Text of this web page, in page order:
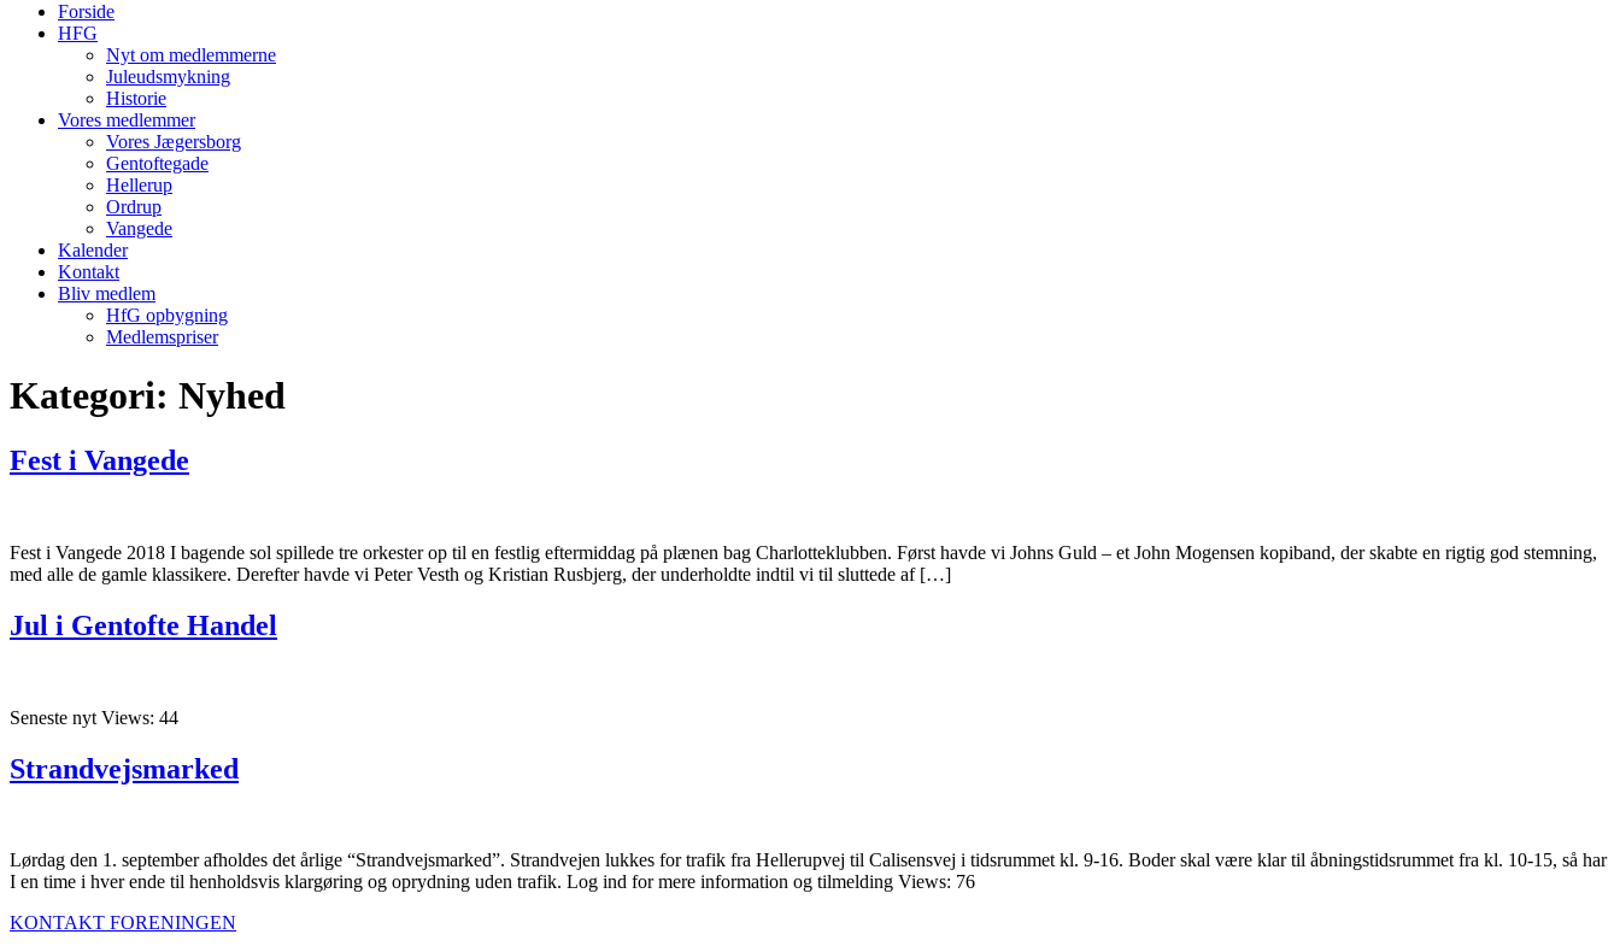
Forside
HFG
Nyt om medlemmerne
Juleudsmykning
Historie
Vores medlemmer
Vores Jægersborg
Gentoftegade
Hellerup
Ordrup
Vangede
Kalender
Kontakt
Bliv medlem
HfG opbygning
Medlemspriser
Kategori: Nyhed
Fest i Vangede
Fest i Vangede 2018 I bagende sol spillede tre orkester op til en festlig eftermiddag på plænen bag Charlotteklubben. Først havde vi Johns Guld – et John Mogensen kopiband, der skabte en rigtig god stemning,
med alle de gamle klassikere. Derefter havde vi Peter Vesth og Kristian Rusbjerg, der underholdte indtil vi til sluttede af […]
Jul i Gentofte Handel
Seneste nyt Views: 44
Strandvejsmarked
Lørdag den 1. september afholdes det årlige “Strandvejsmarked”. Strandvejen lukkes for trafik fra Hellerupvej til Calisensvej i tidsrummet kl. 9-16. Boder skal være klar til åbningstidsrummet fra kl. 10-15, så har
I en time i hver ende til henholdsvis klargøring og oprydning uden trafik. Log ind for mere information og tilmelding Views: 76
KONTAKT FORENINGEN